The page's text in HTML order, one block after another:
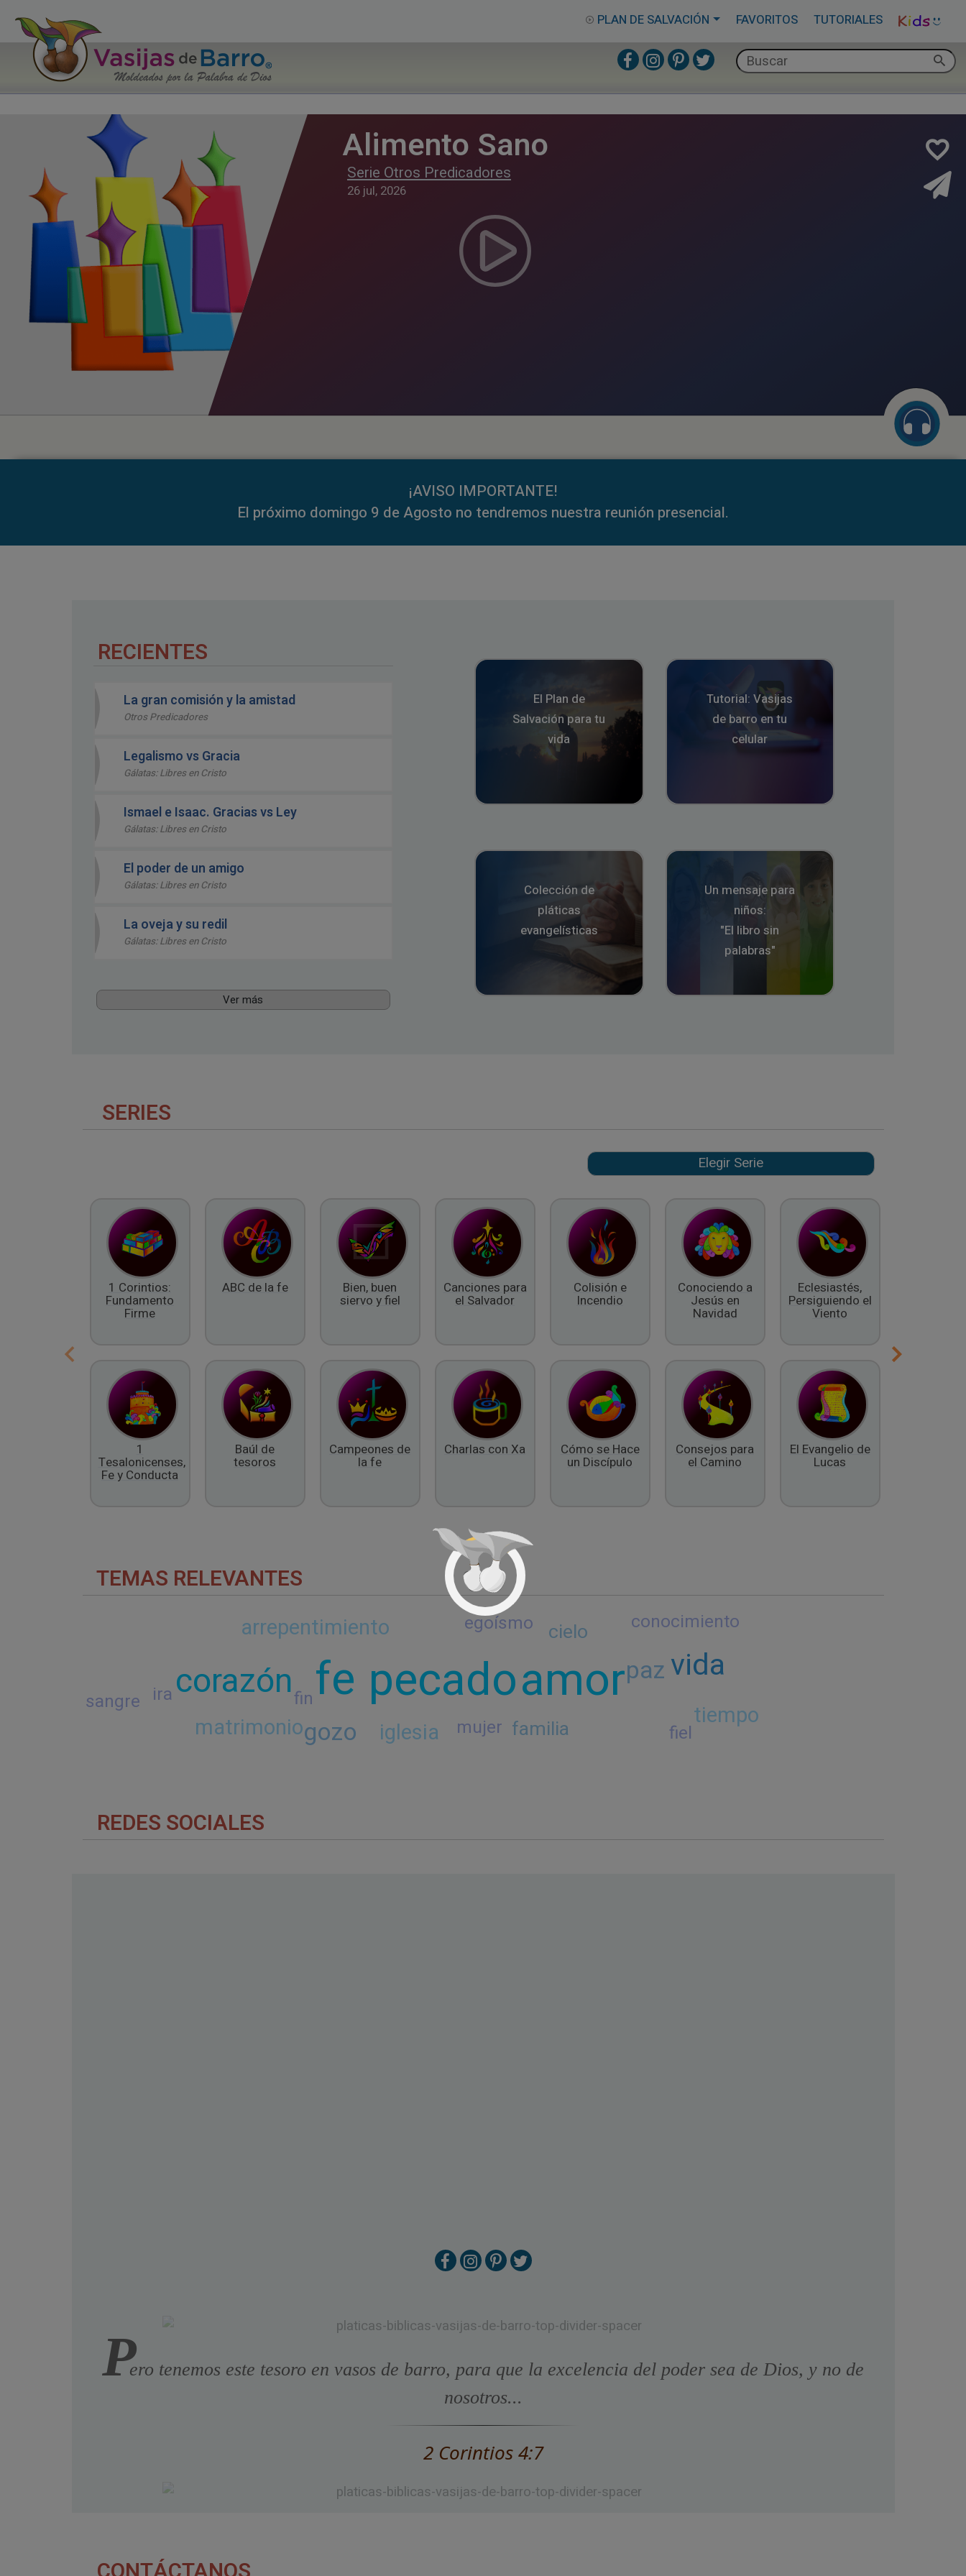
PLAN DE SALVACIÓN FAVORITOS TUTORIALES
Alimento Sano
Serie Otros Predicadores
26 jul, 2026
¡AVISO IMPORTANTE!
El próximo domingo 9 de Agosto no tendremos nuestra reunión presencial.
RECIENTES
La gran comisión y la amistad
Otros Predicadores
Legalismo vs Gracia
Gálatas: Libres en Cristo
Ismael e Isaac. Gracias vs Ley
Gálatas: Libres en Cristo
El poder de un amigo
Gálatas: Libres en Cristo
La oveja y su redil
Gálatas: Libres en Cristo
Ver más
El Plan de
Salvación para tu
vida
Tutorial: Vasijas
de barro en tu
celular
Colección de
pláticas
evangelísticas
Un mensaje para
niños:
"El libro sin
palabras"
SERIES
1 Corintios:
Fundamento
Firme
1
Tesalonicenses,
Fe y Conducta
ABC de la fe
Baúl de
tesoros
Bien, buen
siervo y fiel
Campeones de
la fe
Canciones para
el Salvador
Charlas con Xa
Colisión e
Incendio
Cómo se Hace
un Discípulo
Conociendo a
Jesús en
Navidad
Consejos para
el Camino
Eclesiastés,
Persiguiendo el
Viento
El Evangelio de
Lucas
TEMAS RELEVANTES
pecadoamor
fe
corazón vida
paz
gozo
iglesia
arrepentimiento
matrimonio tiempo
familia
cielo
mujer
egoísmo
sangre
conocimiento
ira
fiel
fin
REDES SOCIALES
Pero tenemos este tesoro en vasos de barro, para que la excelencia del poder sea de Dios, y no de
nosotros...
2 Corintios 4:7